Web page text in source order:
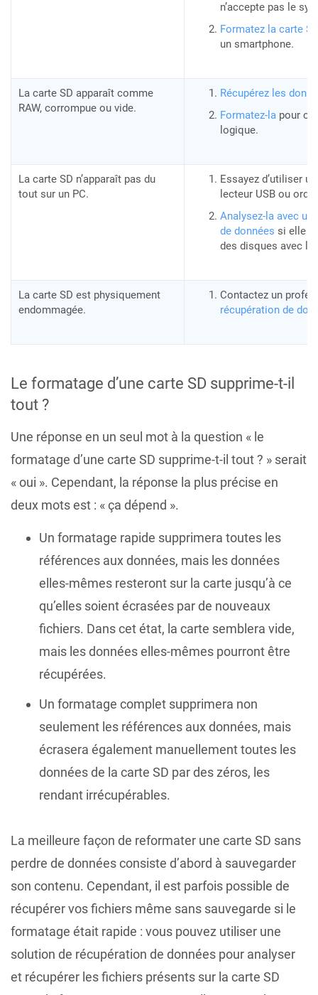
n’accepte pas le
Formatez la carte
un smartphone.
La carte SD apparaît comme
RAW, corrompue ou vide.
Récupérez les
Formatez-la pour
logique.
La carte SD n’apparaît pas du
tout sur un PC.
Essayez d’utiliser
lecteur USB ou
Analysez-la avec
de données si elle
des disques avec la
La carte SD est physiquement
endommagée.
Contactez un
récupération de
Le formatage d’une carte SD supprime-t-il
tout ?
Une réponse en un seul mot à la question « le
formatage d’une carte SD supprime-t-il tout ? » serait
« oui ». Cependant, la réponse la plus précise en
deux mots est : « ça dépend ».
Un formatage rapide supprimera toutes les
références aux données, mais les données
elles-mêmes resteront sur la carte jusqu’à ce
qu’elles soient écrasées par de nouveaux
fichiers. Dans cet état, la carte semblera vide,
mais les données elles-mêmes pourront être
récupérées.
Un formatage complet supprimera non
seulement les références aux données, mais
écrasera également manuellement toutes les
données de la carte SD par des zéros, les
rendant irrécupérables.
La meilleure façon de reformater une carte SD sans
perdre de données consiste d’abord à sauvegarder
son contenu. Cependant, il est parfois possible de
récupérer vos fichiers même sans sauvegarde si le
formatage était rapide : vous pouvez utiliser une
solution de récupération de données pour analyser
et récupérer les fichiers présents sur la carte SD